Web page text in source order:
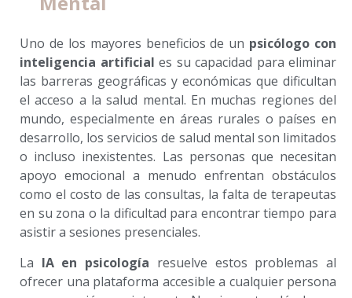
Uno de los mayores beneficios de un psicólogo con
inteligencia artificial es su capacidad para eliminar
las barreras geográficas y económicas que dificultan
el acceso a la salud mental. En muchas regiones del
mundo, especialmente en áreas rurales o países en
desarrollo, los servicios de salud mental son limitados
o incluso inexistentes. Las personas que necesitan
apoyo emocional a menudo enfrentan obstáculos
como el costo de las consultas, la falta de terapeutas
en su zona o la dificultad para encontrar tiempo para
asistir a sesiones presenciales.
La IA en psicología resuelve estos problemas al
ofrecer una plataforma accesible a cualquier persona